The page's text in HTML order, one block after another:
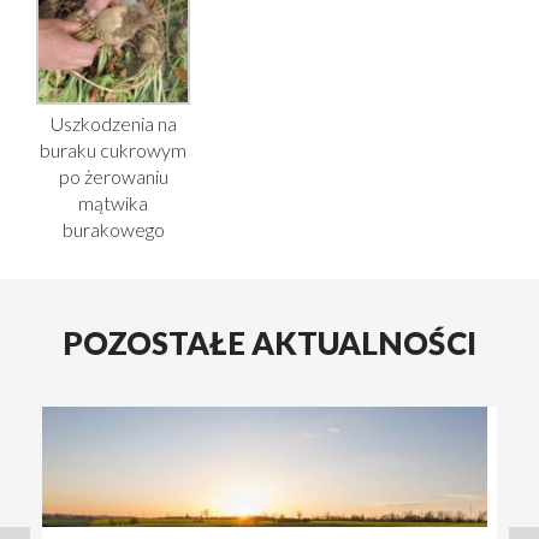
Uszkodzenia na
buraku cukrowym
po żerowaniu
mątwika
burakowego
POZOSTAŁE AKTUALNOŚCI